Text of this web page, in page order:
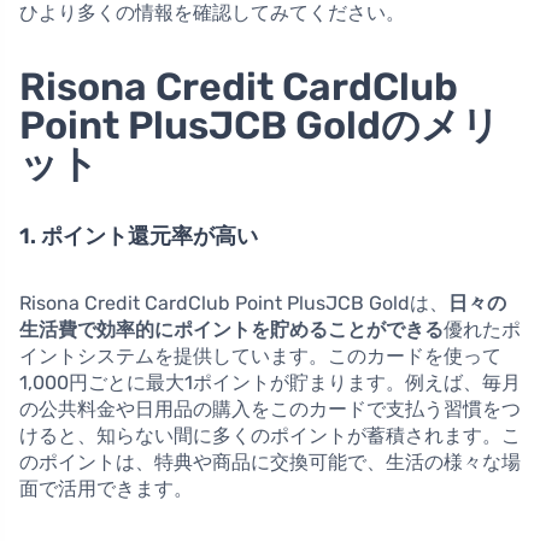
ひより多くの情報を確認してみてください。
Risona Credit CardClub
Point PlusJCB Goldのメリ
ット
1. ポイント還元率が高い
Risona Credit CardClub Point PlusJCB Goldは、
日々の
生活費で効率的にポイントを貯めることができる優れたポ
イントシステムを提供しています。このカードを使って
1,000円ごとに最大1ポイントが貯まります。例えば、毎月
の公共料金や日用品の購入をこのカードで支払う習慣をつ
けると、知らない間に多くのポイントが蓄積されます。こ
のポイントは、特典や商品に交換可能で、生活の様々な場
面で活用できます。